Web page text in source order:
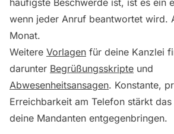
häufigste Beschwerde ist, ist es ein
wenn jeder Anruf beantwortet wird.
Monat.
Weitere Vorlagen für deine Kanzlei
darunter Begrüßungsskripte und
Abwesenheitsansagen. Konstante,
Erreichbarkeit am Telefon stärkt
deine Mandanten entgegenbringen.